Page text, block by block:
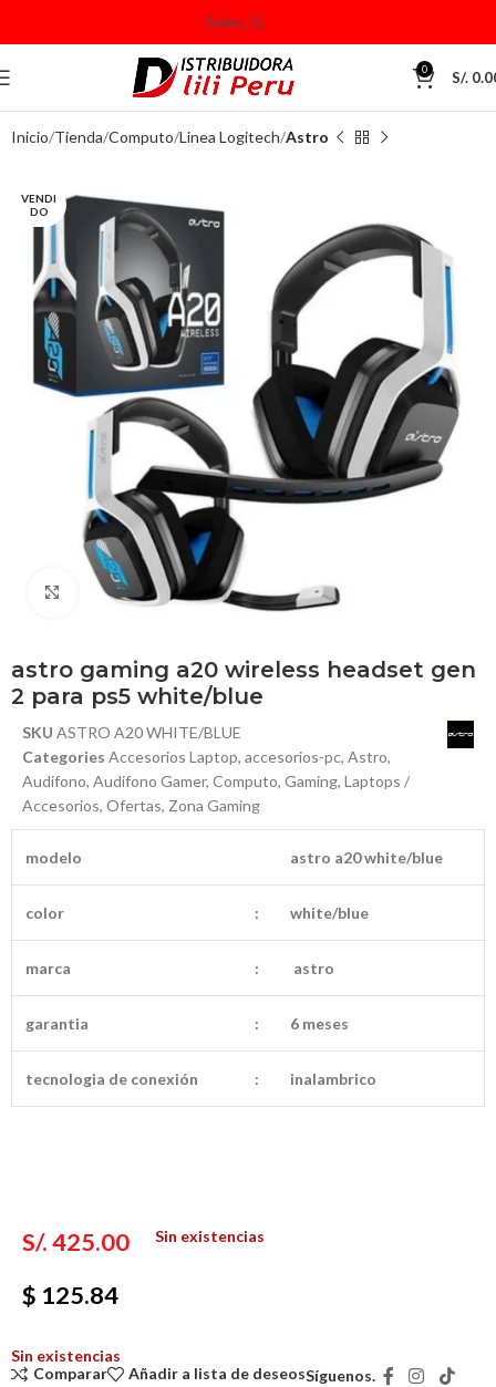
0 S/.
Inicio Tienda Computo Linea Logitech Astro
VENDI
DO
Haga Click para agrandar
astro gaming a20 wireless headset gen
2 para ps5 white/blue
SKU ASTRO A20 WHITE/BLUE
Categories Accesorios Laptop, accesorios-pc, Astro,
Audifono, Audifono Gamer, Computo, Gaming, Laptops /
Accesorios, Ofertas, Zona Gaming
modelo astro a20 white/blue
color : white/blue
marca : astro
garantia : 6 meses
tecnologia de conexión : inalambrico
S/.425.00
$ 125.84
Sin existencias
Sin existencias
Comparar
Añadir a lista de deseosSíguenos.